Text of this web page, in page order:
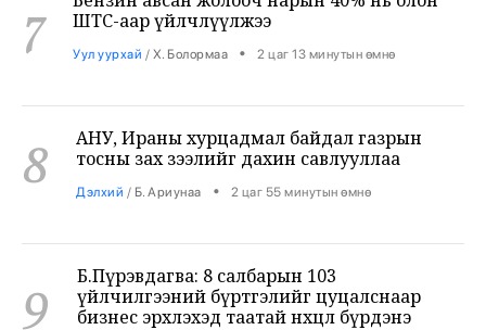
Уул уурхай /Х. Болормаа • 2 цаг 13 минутын өмнө
8 Дэлхий/Б. Ариунаа • 2 цаг 55 минутын өмнө
9
бизнес эрхлэхэд таатай нөхцөл бүрдэнэ
Нийслэл/Б. Ариунаа • 3 цаг 4 минутын өмнө